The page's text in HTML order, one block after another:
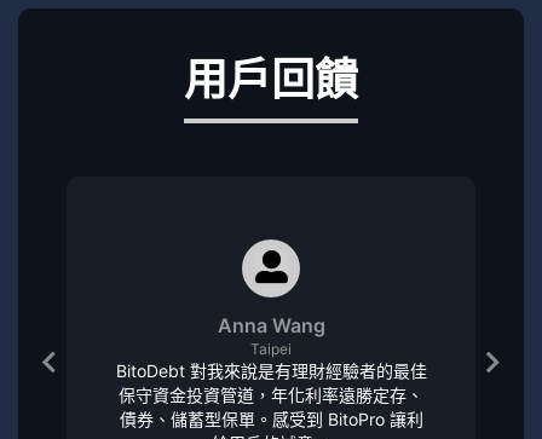
用戶回饋
Anna Wang
Taipei
BitoDebt 對我來說是有理財經驗者的最佳
保守資金投資管道，年化利率遠勝定存、
債券、儲蓄型保單。感受到 BitoPro 讓利